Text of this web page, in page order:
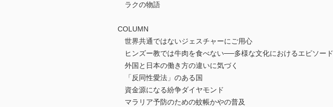
ラクの物語
COLUMN
世界共通ではないジェスチャーにご用心
ヒンズー教では牛肉を食べない──多様な文化におけるエピソード
外国と日本の働き方の違いに気づく
「反同性愛法」のある国
資金源になる紛争ダイヤモンド
マラリア予防のための蚊帳かやの普及